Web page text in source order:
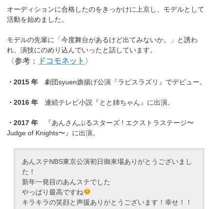
オーディションに合格したのをきっかけに上京し、モデルとして
活動を始めました。
モデルの先輩に「今度舞台があるけど出てみないか。」と誘わ
れ、演技にのめり込んでいったと話しています。
〈参考： ドコモネット 〉
・2015 年 劇団syuen旗揚げ公演『ラピスラズリ』でデビュー。
・2016 年 連続テレビ小説『とと姉ちゃん』に出演。
・2017 年 『あんさんぶるスターズ ! エクストラステージ〜
Judge of Knights〜』に出演。
あんステNBS東京公演初日御来場ありがとうございまし
た！
新年一発目のあんステでした
やっぱり最高ですね
キラキラの笑顔と声援ありがとうございます！幸せ！！